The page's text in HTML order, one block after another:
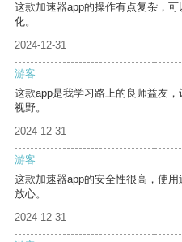
这款加速器app的操作有点复杂，
化。
2024-12-31
游客
这款app是我学习路上的良师益友
视野。
2024-12-31
游客
这款加速器app的安全性很高，使
放心。
2024-12-31